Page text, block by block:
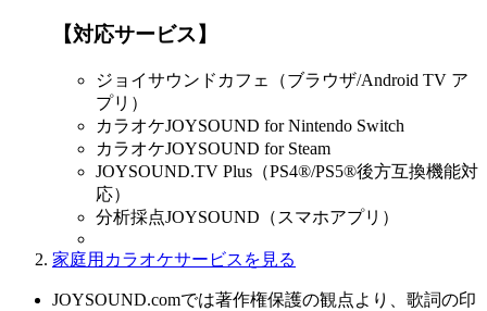
【対応サービス】
ジョイサウンドカフェ（ブラウザ/Android TV ア
プリ）
カラオケJOYSOUND for Nintendo Switch
カラオケJOYSOUND for Steam
JOYSOUND.TV Plus（PS4®/PS5®後方互換機能対
応）
分析採点JOYSOUND（スマホアプリ）
家庭用カラオケサービスを見る
JOYSOUND.comでは著作権保護の観点より、歌詞の印